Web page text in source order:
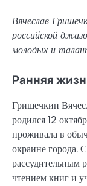
Вячеслав
российской
молодых и
Ранняя
Гришечкин
родился 12
проживала в
окраине города.
рассудительным
чтением книг и